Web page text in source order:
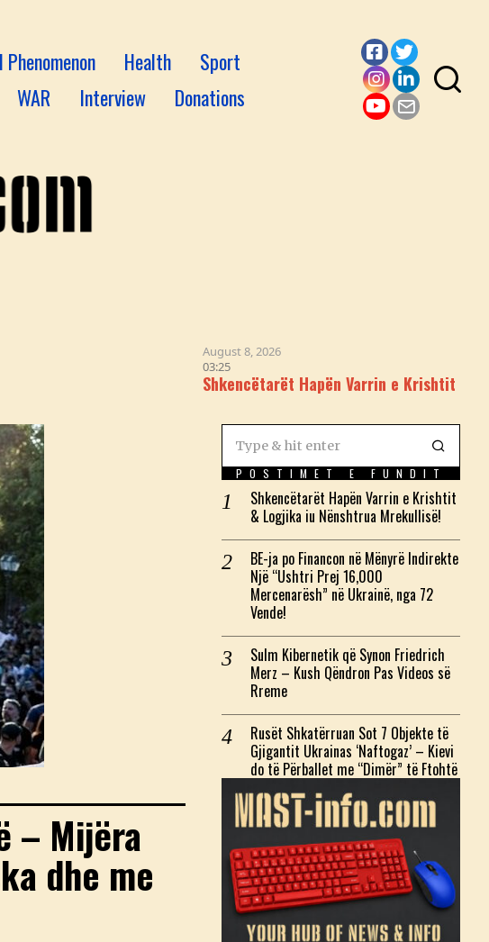
Health
Sport
WAR Interview Donations
Facebook
Twitter
Instagram
LinkedIn
August 8, 2026
Shkencëtarët Hapën Varrin e Krishtit & Logjika iu
– Mijëra
dhe me
POSTIMET E FUNDIT
Shkencëtarët Hapën Varrin e Krishtit
& Logjika iu Nënshtrua Mrekullisë!
BE-ja po Financon në Mënyrë Indirekte
Një “Ushtri Prej 16,000
Mercenarësh” në Ukrainë, nga 72
Vende!
Sulm Kibernetik që Synon Friedrich
Merz – Kush Qëndron Pas Videos së
Rreme
Rusët Shkatërruan Sot 7 Objekte të
Gjigantit Ukrainas ‘Naftogaz’ – Kievi
do të Përballet me “Dimër” të Ftohtë